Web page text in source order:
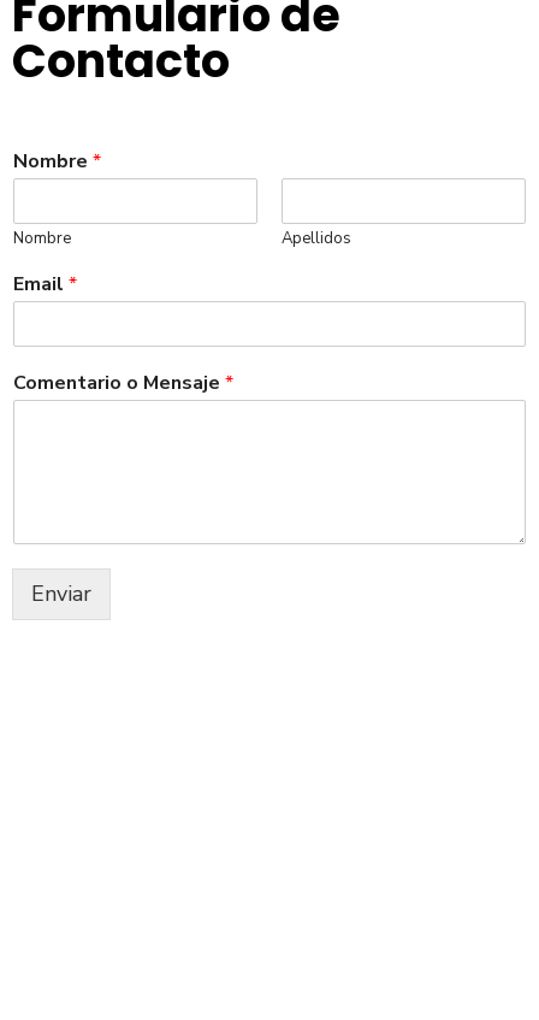
Formulario de
Contacto
Nombre *
Nombre Apellidos
Email *
Comentario o Mensaje *
Enviar